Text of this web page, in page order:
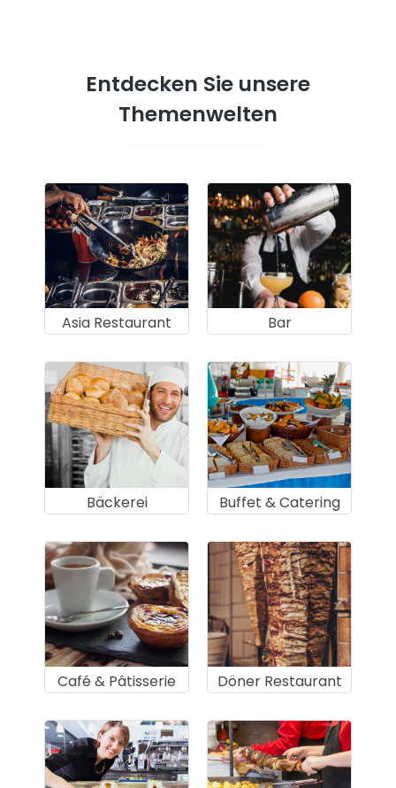
Entdecken Sie unsere
Themenwelten
Asia Restaurant Bar
Bäckerei Buffet & Catering
Café & Pâtisserie Döner Restaurant